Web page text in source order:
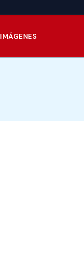
IMÁGENES